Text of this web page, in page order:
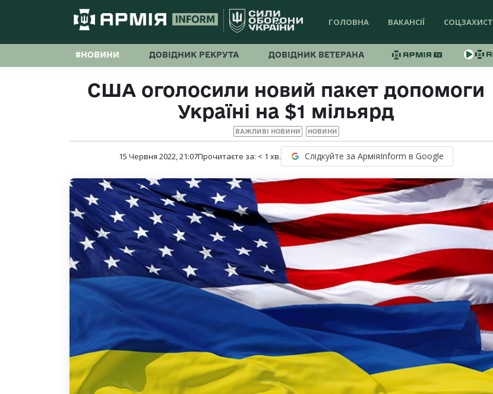
ГОЛОВНА ВАКАНСІЇ СОЦЗАХИСТ
#НОВИНИ ДОВІДНИК РЕКРУТА ДОВІДНИК ВЕТЕРАНА
США оголосили новий пакет допомоги
Україні на $1 мільярд
ВАЖЛИВІ НОВИНИ НОВИНИ
15 Червня 2022, 21:07Прочитаєте за: < 1 хв. Слідкуйте за АрміяInform в Google